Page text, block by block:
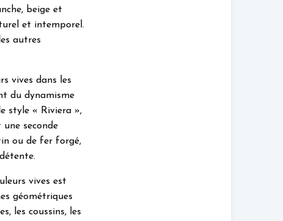
beige et
et intemporel.
autres
vives dans les
du dynamisme
style « Riviera »,
seconde
ou de fer forgé,
vives est
géométriques
les coussins, les